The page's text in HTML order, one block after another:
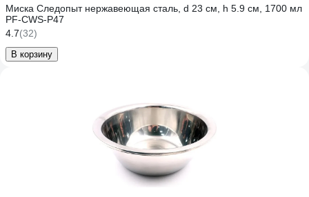
Миска Следопыт нержавеющая сталь, d 23 см, h 5.9 см, 1700 мл
PF-CWS-P47
4.7(32)
В корзину